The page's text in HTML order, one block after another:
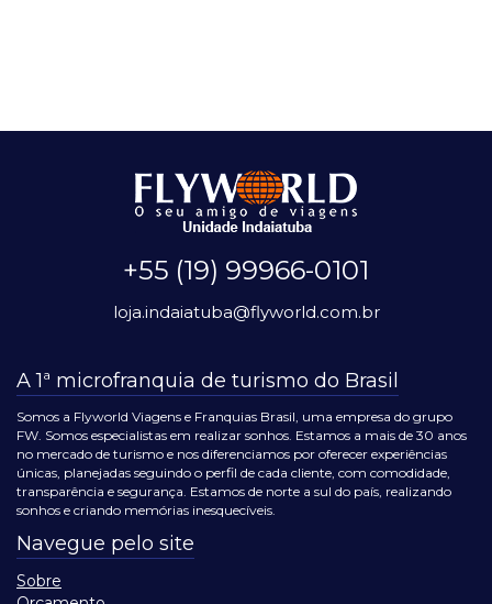
+55 (19) 99966-0101
loja.indaiatuba@flyworld.com.br
A 1ª microfranquia de turismo do Brasil
Somos a Flyworld Viagens e Franquias Brasil, uma empresa do grupo
FW. Somos especialistas em realizar sonhos. Estamos a mais de 30 anos
no mercado de turismo e nos diferenciamos por oferecer experiências
únicas, planejadas seguindo o perfil de cada cliente, com comodidade,
transparência e segurança. Estamos de norte a sul do país, realizando
sonhos e criando memórias inesquecíveis.
Navegue pelo site
Sobre